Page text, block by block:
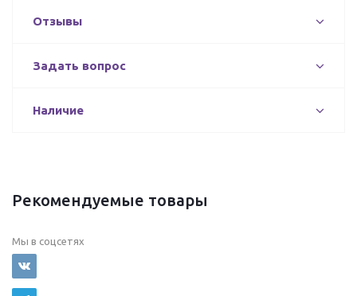
Отзывы
Задать вопрос
Наличие
Рекомендуемые товары
Мы в соцсетях